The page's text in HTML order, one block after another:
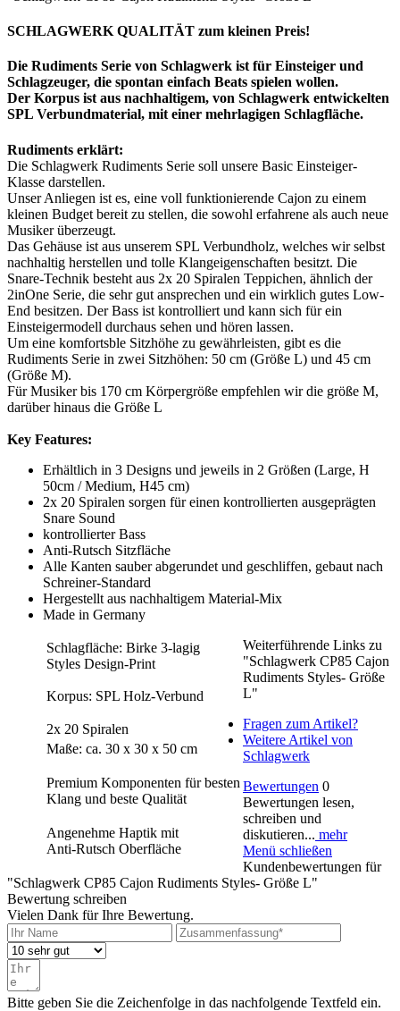
SCHLAGWERK QUALITÄT zum kleinen Preis!
Die Rudiments Serie von Schlagwerk ist für Einsteiger und
Schlagzeuger, die spontan einfach Beats spielen wollen.
Der Korpus ist aus nachhaltigem, von Schlagwerk entwickelten
SPL Verbundmaterial, mit einer mehrlagigen Schlagfläche.
Rudiments erklärt:
Die Schlagwerk Rudiments Serie soll unsere Basic Einsteiger-
Klasse darstellen.
Unser Anliegen ist es, eine voll funktionierende Cajon zu einem
kleinen Budget bereit zu stellen, die sowohl erfahrene als auch neue
Musiker überzeugt.
Das Gehäuse ist aus unserem SPL Verbundholz, welches wir selbst
nachhaltig herstellen und tolle Klangeigenschaften besitzt. Die
Snare-Technik besteht aus 2x 20 Spiralen Teppichen, ähnlich der
2inOne Serie, die sehr gut ansprechen und ein wirklich gutes Low-
End besitzen. Der Bass ist kontrolliert und kann sich für ein
Einsteigermodell durchaus sehen und hören lassen.
Um eine komfortsble Sitzhöhe zu gewährleisten, gibt es die
Rudiments Serie in zwei Sitzhöhen: 50 cm (Größe L) und 45 cm
(Größe M).
Für Musiker bis 170 cm Körpergröße empfehlen wir die größe M,
darüber hinaus die Größe L
Key Features:
Erhältlich in 3 Designs und jeweils in 2 Größen (Large, H
50cm / Medium, H45 cm)
2x 20 Spiralen sorgen für einen kontrollierten ausgeprägten
Snare Sound
kontrollierter Bass
Anti-Rutsch Sitzfläche
Alle Kanten sauber abgerundet und geschliffen, gebaut nach
Schreiner-Standard
Hergestellt aus nachhaltigem Material-Mix
Made in Germany
Schlagfläche: Birke 3-lagig
Styles Design-Print
Korpus: SPL Holz-Verbund
2x 20 Spiralen
Maße: ca. 30 x 30 x 50 cm
Premium Komponenten für besten
Klang und beste Qualität
Angenehme Haptik mit
Anti-Rutsch Oberfläche
Weiterführende Links zu
"Schlagwerk CP85 Cajon
Rudiments Styles- Größe
L"
Fragen zum Artikel?
Weitere Artikel von
Schlagwerk
Bewertungen 0
Bewertungen lesen,
schreiben und
diskutieren... mehr
Menü schließen
Kundenbewertungen für
"Schlagwerk CP85 Cajon Rudiments Styles- Größe L"
Bewertung schreiben
Vielen Dank für Ihre Bewertung.
Bitte geben Sie die Zeichenfolge in das nachfolgende Textfeld ein.